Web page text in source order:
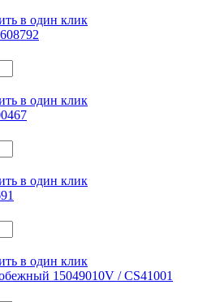
в один клик
в один клик
в один клик
в один клик
15049010V / CS41001